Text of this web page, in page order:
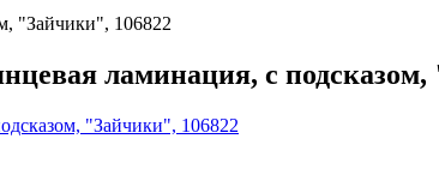
"Зайчики", 106822
ламинация, с подсказом,